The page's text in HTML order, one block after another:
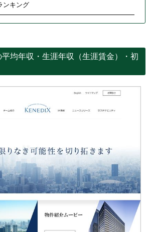
ンキング
均年収・生涯年収（生涯賃金）・初